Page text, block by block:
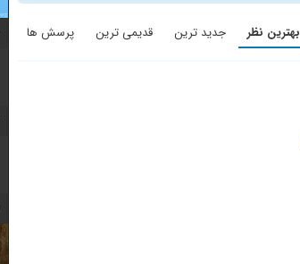
بهترین نظر جدید ترین قدیمی ترین پرسش ها